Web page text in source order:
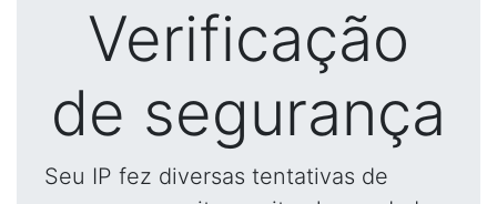
Verificação
de segurança
Seu IP fez diversas tentativas de